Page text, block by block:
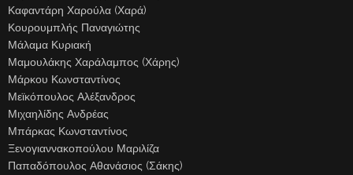
Καφαντάρη Χαρούλα (Χαρά)
Κουρουμπλής Παναγιώτης
Μάλαμα Κυριακή
Μαμουλάκης Χαράλαμπος (Χάρης)
Μάρκου Κωνσταντίνος
Μεϊκόπουλος Αλέξανδρος
Μιχαηλίδης Ανδρέας
Μπάρκας Κωνσταντίνος
Ξενογιαννακοπούλου Μαριλίζα
Παπαδόπουλος Αθανάσιος (Σάκης)